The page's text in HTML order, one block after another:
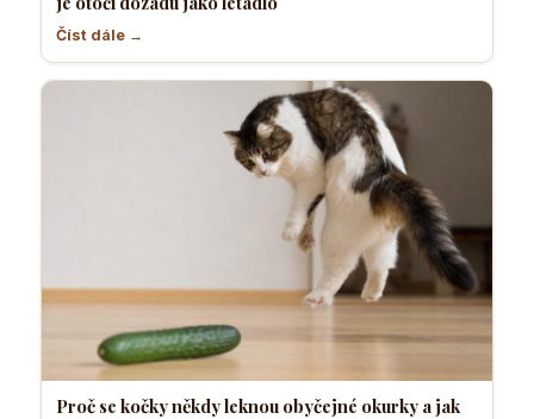
Číst dále →
Proč se kočky někdy leknou obyčejné okurky a jak